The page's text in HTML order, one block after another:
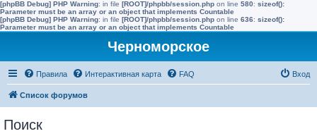
[phpBB Debug] PHP Warning: in file [ROOT]/phpbb/session.php on line 580: sizeof():
Parameter must be an array or an object that implements Countable
[phpBB Debug] PHP Warning: in file [ROOT]/phpbb/session.php on line 636: sizeof():
Parameter must be an array or an object that implements Countable
Черноморское
Правила Интерактивная карта FAQ Вход
Список форумов
Поиск